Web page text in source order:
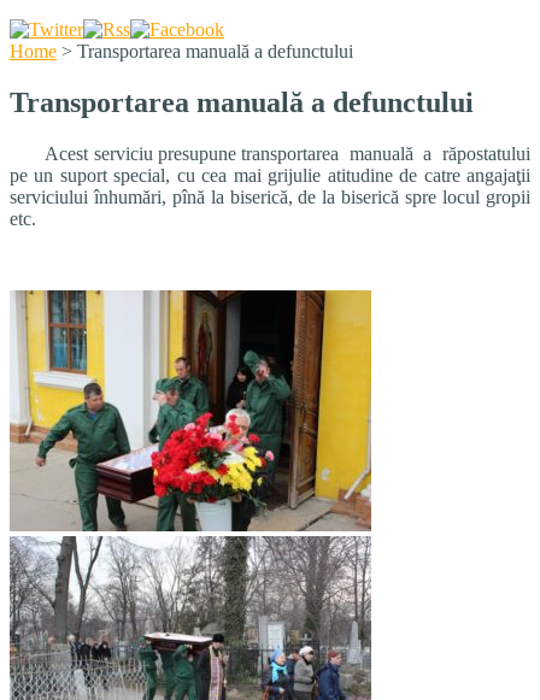
Home > Transportarea manuală a defunctului
Transportarea manuală a defunctului
Acest serviciu presupune transportarea manuală a răpostatului
pe un suport special, cu cea mai grijulie atitudine de catre angajaţii
serviciului înhumări, pînă la biserică, de la biserică spre locul gropii
etc.